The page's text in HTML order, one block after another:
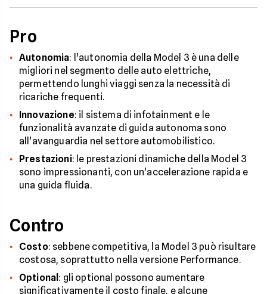
Pro
Autonomia: l'autonomia della Model 3 è una delle
migliori nel segmento delle auto elettriche,
permettendo lunghi viaggi senza la necessità di
ricariche frequenti.
Innovazione: il sistema di infotainment e le
funzionalità avanzate di guida autonoma sono
all'avanguardia nel settore automobilistico.
Prestazioni: le prestazioni dinamiche della Model 3
sono impressionanti, con un'accelerazione rapida e
una guida fluida.
Contro
Costo: sebbene competitiva, la Model 3 può risultare
costosa, soprattutto nella versione Performance.
Optional : gli optional possono aumentare
significativamente il costo finale, e alcune